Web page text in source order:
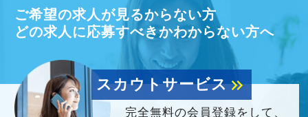
す。
スタッフの成長にともないお客様からも信頼さ
れ喜んでもらえる、そんな組織にしていきたい
ですね。
“明るくて仲が良い”というのも当社の特徴。
ご希望の求人が見るからない方
どの求人に応募すべきかわからない方へ
スカウトサービスkeyboard_double_arrow_right
完全無料の会員登録をして、